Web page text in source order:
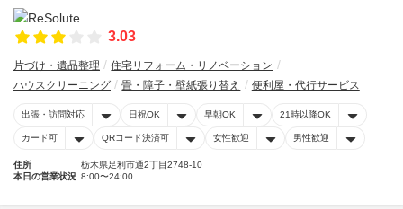
3.03
片づけ・遺品整理
住宅リフォーム・リノベーション
ハウスクリーニング
畳・障子・壁紙張り替え 便利屋・代行サービス
出張・訪問対応 日祝OK 早朝OK 21時以降OK
カード可 QRコード決済可 女性歓迎 男性歓迎
住所
栃木県足利市通2丁目2748-10
本日の営業状況 8:00〜24:00